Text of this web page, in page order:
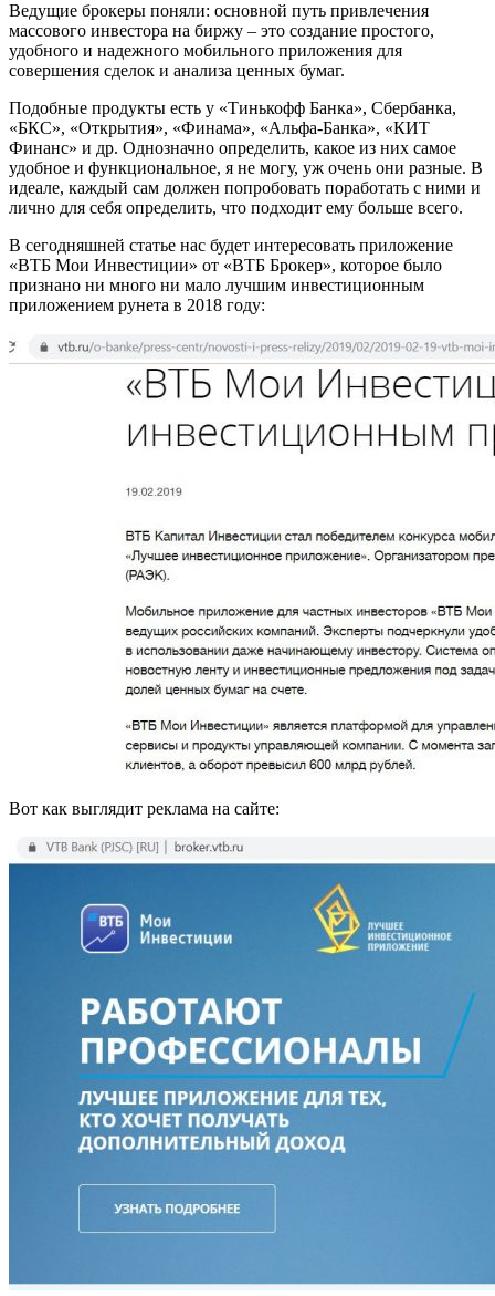
Ведущие брокеры поняли: основной путь привлечения
массового инвестора на биржу – это создание простого,
удобного и надежного мобильного приложения для
совершения сделок и анализа ценных бумаг.
Подобные продукты есть у «Тинькофф Банка», Сбербанка,
«БКС», «Открытия», «Финама», «Альфа-Банка», «КИТ
Финанс» и др. Однозначно определить, какое из них самое
удобное и функциональное, я не могу, уж очень они разные. В
идеале, каждый сам должен попробовать поработать с ними и
лично для себя определить, что подходит ему больше всего.
В сегодняшней статье нас будет интересовать приложение
«ВТБ Мои Инвестиции» от «ВТБ Брокер», которое было
признано ни много ни мало лучшим инвестиционным
приложением рунета в 2018 году:
Вот как выглядит реклама на сайте: